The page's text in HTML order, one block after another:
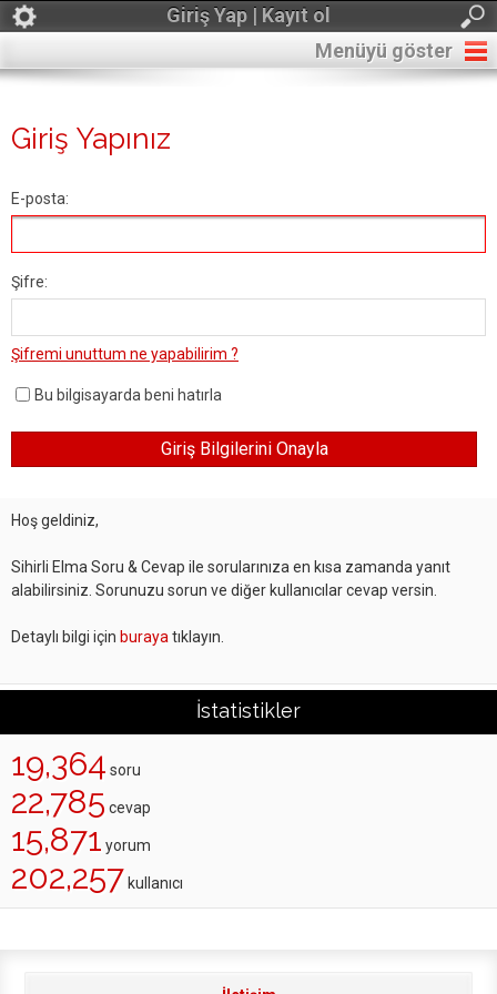
Giriş Yap | Kayıt ol
Menüyü göster
Giriş Yapınız
E-posta:
Şifre:
Şifremi unuttum ne yapabilirim ?
Bu bilgisayarda beni hatırla
Hoş geldiniz,
Sihirli Elma Soru & Cevap ile sorularınıza en kısa zamanda yanıt
alabilirsiniz. Sorunuzu sorun ve diğer kullanıcılar cevap versin.
Detaylı bilgi için buraya tıklayın.
İstatistikler
19,364 soru
22,785 cevap
15,871 yorum
202,257 kullanıcı